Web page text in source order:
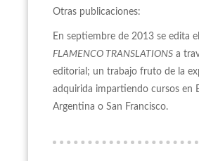
Otras publicaciones:
En septiembre de 2013 se edita
FLAMENCO TRANSLATIONS a
editorial; un trabajo fruto de la
adquirida impartiendo cursos en
Argentina o San Francisco.